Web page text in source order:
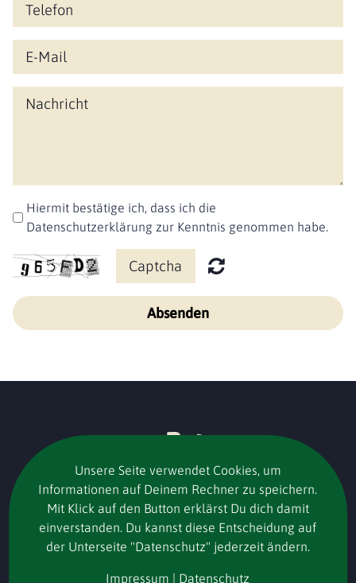
Hiermit bestätige ich, dass ich die
Datenschutzerklärung zur Kenntnis genommen habe.
Absenden
Unsere Seite verwendet Cookies, um
Informationen auf Deinem Rechner zu speichern.
Mit Klick auf den Button erklärst Du dich damit
einverstanden. Du kannst diese Entscheidung auf
der Unterseite "Datenschutz" jederzeit ändern.
Impressum | Datenschutz